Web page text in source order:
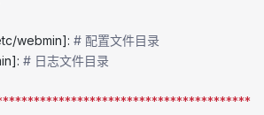
webmin]: # 配置文件目录
# 日志文件目录